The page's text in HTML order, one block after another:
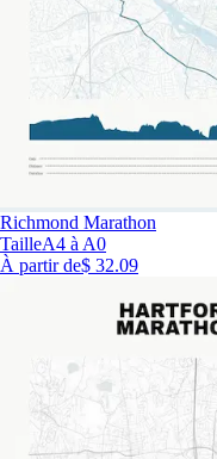
Richmond Marathon
TailleA4 à A0
À partir de$ 32.09